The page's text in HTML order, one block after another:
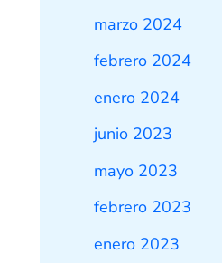
marzo 2024
febrero 2024
enero 2024
junio 2023
mayo 2023
febrero 2023
enero 2023